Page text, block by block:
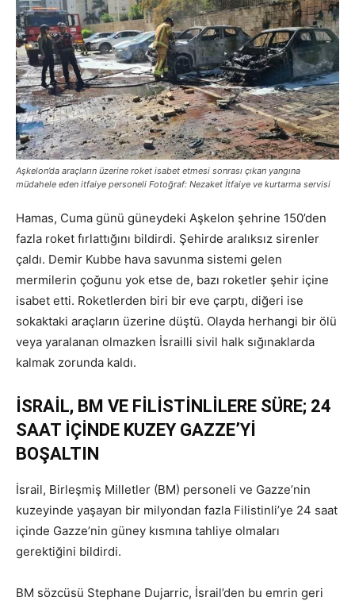
Aşkelon’da araçların üzerine roket isabet etmesi sonrası çıkan yangına
müdahele eden itfaiye personeli Fotoğraf: Nezaket İtfaiye ve kurtarma servisi
Hamas, Cuma günü güneydeki Aşkelon şehrine 150’den
fazla roket fırlattığını bildirdi. Şehirde aralıksız sirenler
çaldı. Demir Kubbe hava savunma sistemi gelen
mermilerin çoğunu yok etse de, bazı roketler şehir içine
isabet etti. Roketlerden biri bir eve çarptı, diğeri ise
sokaktaki araçların üzerine düştü. Olayda herhangi bir ölü
veya yaralanan olmazken İsrailli sivil halk sığınaklarda
kalmak zorunda kaldı.
İSRAİL, BM VE FİLİSTİNLİLERE SÜRE; 24
SAAT İÇİNDE KUZEY GAZZE’Yİ
BOŞALTIN
İsrail, Birleşmiş Milletler (BM) personeli ve Gazze’nin
kuzeyinde yaşayan bir milyondan fazla Filistinli’ye 24 saat
içinde Gazze’nin güney kısmına tahliye olmaları
gerektiğini bildirdi.
BM sözcüsü Stephane Dujarric, İsrail’den bu emrin geri